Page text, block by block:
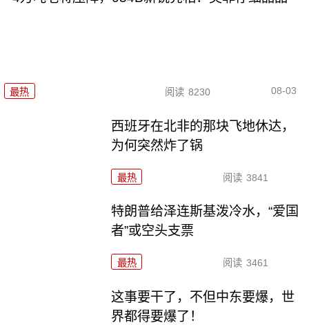
最热 阅读 8230 08-03
西班牙在北非的那块飞地休达，
为何突然炸了锅
最热 阅读 3841
特朗普给泽连斯基泼冷水，“爱国
者”或空头支票
最热 阅读 3461
这事要干了，不但中东要爆，世
界都得要爆了！